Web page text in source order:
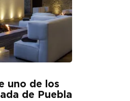
uno de los
de Puebla